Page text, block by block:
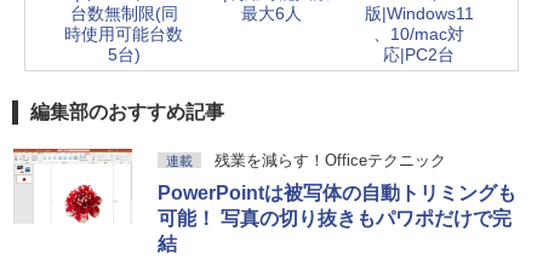
台数無制限(同
時使用可能台数
5台)
最大6人
版|Windows11
、10/mac対
応|PC2台
編集部のおすすめ記事
連載 残業を減らす！Officeテクニック
PowerPointは被写体の自動トリミングも
可能！ 写真の切り抜きもパワポだけで完
結